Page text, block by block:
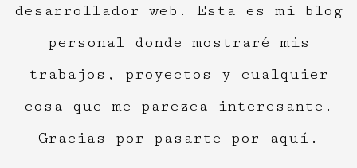
desarrollador web. Esta es mi blog
personal donde mostraré mis
trabajos, proyectos y cualquier
cosa que me parezca interesante.
Gracias por pasarte por aquí.